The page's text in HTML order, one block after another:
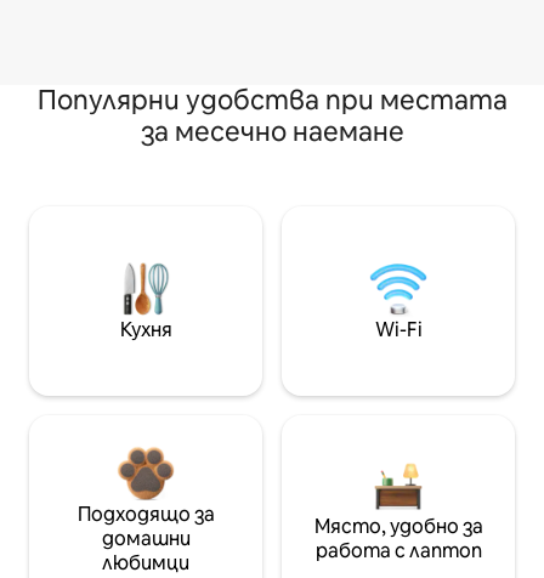
Популярни удобства при местата
за месечно наемане
Кухня Wi-Fi
Подходящо за
домашни
любимци
Място, удобно за
работа с лаптоп